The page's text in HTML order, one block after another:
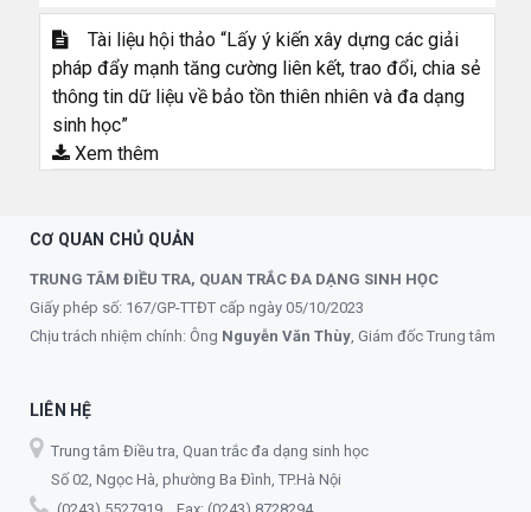
Tài liệu hội thảo “Lấy ý kiến xây dựng các giải
pháp đẩy mạnh tăng cường liên kết, trao đổi, chia sẻ
thông tin dữ liệu về bảo tồn thiên nhiên và đa dạng
sinh học”
Xem thêm
CƠ QUAN CHỦ QUẢN
TRUNG TÂM ĐIỀU TRA, QUAN TRẮC ĐA DẠNG SINH HỌC
Giấy phép số: 167/GP-TTĐT cấp ngày 05/10/2023
Chịu trách nhiệm chính: Ông Nguyễn Văn Thùy, Giám đốc Trung tâm
LIÊN HỆ
Trung tâm Điều tra, Quan trắc đa dạng sinh học
Số 02, Ngọc Hà, phường Ba Đình, TP.Hà Nội